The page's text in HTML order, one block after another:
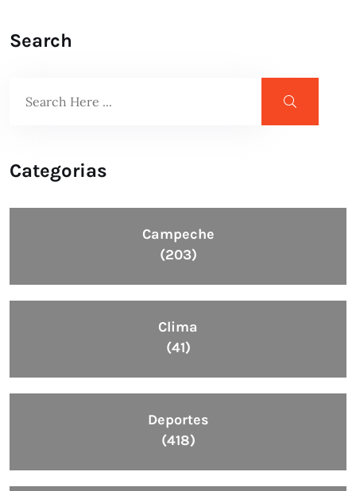
Search
Categorias
Campeche
(203)
Clima
(41)
Deportes
(418)